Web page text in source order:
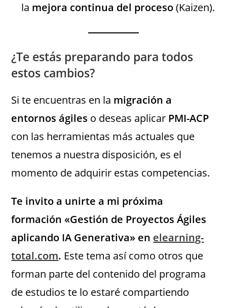
la mejora continua del proceso(Kaizen).
¿Te estás preparando para todos
estos cambios?
Si te encuentras en la migración a
entornos ágiles o deseas aplicar PMI-ACP
con las herramientas más actuales que
tenemos a nuestra disposición, es el
momento de adquirir estas competencias.
Te invito a unirte a mi próxima
formación «Gestión de Proyectos Ágiles
aplicando IA Generativa» en elearning-
total.com. Este tema así como otros que
forman parte del contenido del programa
de estudios te lo estaré compartiendo